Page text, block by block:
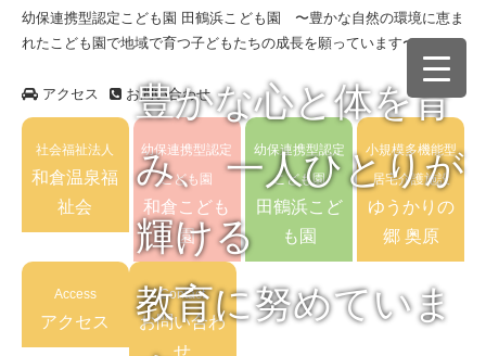
幼保連携型認定こども園 田鶴浜こども園 〜豊かな自然の環境に恵ま
れたこども園で地域で育つ子どもたちの成長を願っています〜
アクセス お問い合わせ
社会福祉法人
和倉温泉福
祉会
幼保連携型認定
こども園
和倉こども
園
幼保連携型認定
こども園
田鶴浜こど
も園
小規模多機能型
居宅介護施設
ゆうかりの
郷 奥原
Access
アクセス
Contact
お問い合わ
せ
豊かな心と体を育
み、 一人ひとりが
輝ける
教育に努めていま